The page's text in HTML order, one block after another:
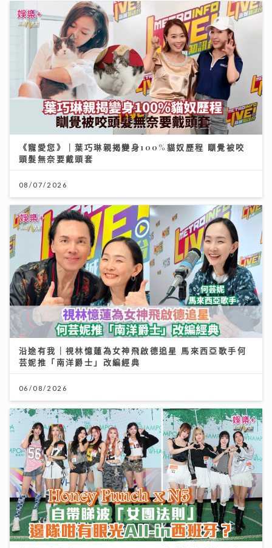
《寵愛您》｜葉巧琳親揭變身100%貓奴歷程 瞓覺被咬
頭髮無奈要戴頭套
08/07/2026
沿途有我｜視林憶蓮為女神飛啟德追星 馬來西亞歌手何
芸妮推「南洋爵士」改編經典
06/08/2026